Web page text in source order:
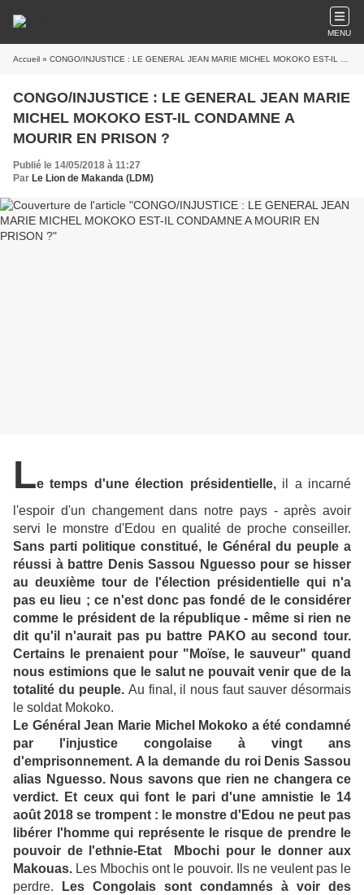
MENU
Accueil » CONGO/INJUSTICE : LE GENERAL JEAN MARIE MICHEL MOKOKO EST-IL CONDAMNE A MOURIR EN PRISON ?
CONGO/INJUSTICE : LE GENERAL JEAN MARIE
MICHEL MOKOKO EST-IL CONDAMNE A
MOURIR EN PRISON ?
Publié le 14/05/2018 à 11:27
Par Le Lion de Makanda (LDM)
Le temps d'une élection présidentielle, il a incarné
l'espoir d'un changement dans notre pays - après avoir
servi le monstre d'Edou en qualité de proche conseiller.
Sans parti politique constitué, le Général du peuple a
réussi à battre Denis Sassou Nguesso pour se hisser
au deuxième tour de l'élection présidentielle qui n'a
pas eu lieu ; ce n'est donc pas fondé de le considérer
comme le président de la république - même si rien ne
dit qu'il n'aurait pas pu battre PAKO au second tour.
Certains le prenaient pour "Moïse, le sauveur" quand
nous estimions que le salut ne pouvait venir que de la
totalité du peuple. Au final, il nous faut sauver désormais
le soldat Mokoko.
Le Général Jean Marie Michel Mokoko a été condamné
par l'injustice congolaise à vingt ans
d'emprisonnement. A la demande du roi Denis Sassou
alias Nguesso. Nous savons que rien ne changera ce
verdict. Et ceux qui font le pari d'une amnistie le 14
août 2018 se trompent : le monstre d'Edou ne peut pas
libérer l'homme qui représente le risque de prendre le
pouvoir de l'ethnie-Etat Mbochi pour le donner aux
Makouas. Les Mbochis ont le pouvoir. Ils ne veulent pas le
perdre.
Les Congolais sont condamnés à voir des